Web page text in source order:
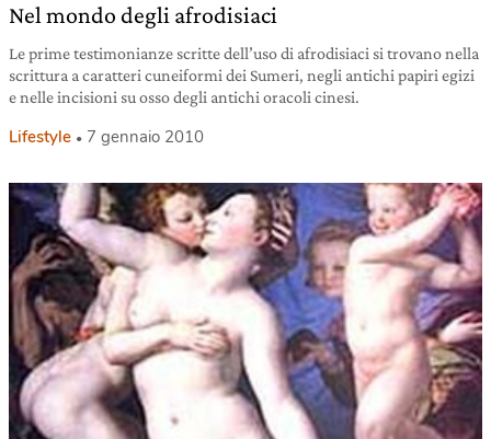
Nel mondo degli afrodisiaci
Le prime testimonianze scritte dell’uso di afrodisiaci si trovano nella
scrittura a caratteri cuneiformi dei Sumeri, negli antichi papiri egizi
e nelle incisioni su osso degli antichi oracoli cinesi.
Lifestyle 7 gennaio 2010